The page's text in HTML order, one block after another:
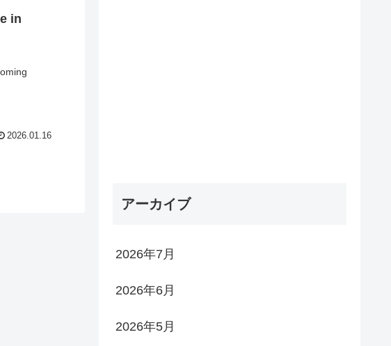
in
2026.01.16
アーカイブ
2026年7月
2026年6月
2026年5月